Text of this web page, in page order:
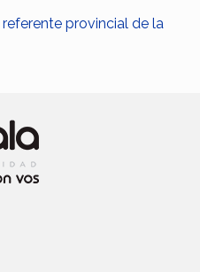
provincial de la